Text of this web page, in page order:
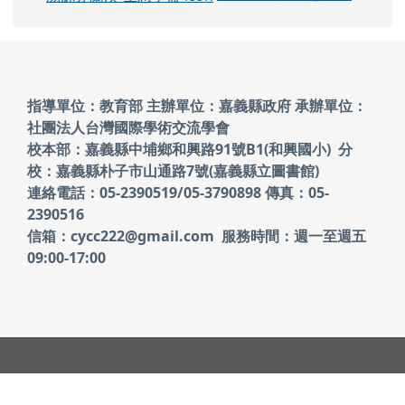
頁尾區域內容
指導單位：教育部 主辦單位：嘉義縣政府承辦單位：
社團法人台灣國際學術交流學會
校本部：嘉義縣中埔鄉和興路91號B1(和興國小) 分
校：嘉義縣朴子市山通路7號(嘉義縣立圖書館)
連絡電話：05-2390519/05-3790898 傳真：05-
2390516
信箱：cycc222@gmail.com 服務時間：週一至週五
09:00-17:00